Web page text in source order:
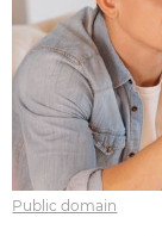
Public domain